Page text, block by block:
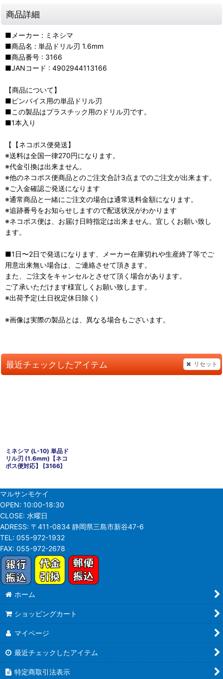
商品詳細
■メーカー : ミネシマ
■商品名 : 単品ドリル刃 1.6mm
■商品番号 : 3166
■JANコード : 4902944113166
【商品について】
■ピンバイス用の単品ドリル刃
■この製品はプラスチック用のドリル刃です。
■1本入り
【【ネコポス便発送】
※送料は全国一律270円になります。
※代金引換は出来ません。
※他のネコポス便商品とのご注文合計3点までのご注文が出来ます。
※ご入金確認ご発送になります
※通常商品と一緒にご注文の場合は通常送料金額になります。
※追跡番号をお知らせしますので配送状況がわかります
※ネコポス便は、お届け日時指定は出来ません。宜しくお願い致し
ます。
■1日〜2日で発送になります、メーカー在庫切れや生産終了等でご
用意出来無い場合は、ご連絡させて頂きます。
また、ご注文をキャンセルとさせて頂く場合があります。
ご了承いただけます様宜しくお願い致します。
※出荷予定(土日祝定休日除く)
※画像は実際の製品とは、異なる場合もございます。
最近チェックしたアイテム リセット
ミネシマ (L-10) 単品ド
リル刃 (1.6mm)【ネコ
ポス便対応】 [3166]
マルサンモケイ
OPEN: 10:00-18:30
CLOSE: 水曜日
ADRESS: 〒411-0834 静岡県三島市新谷47-6
TEL: 055-972-1932
FAX: 055-972-2678
ホーム
ショッピングカート
マイページ
最近チェックしたアイテム
特定商取引法表示